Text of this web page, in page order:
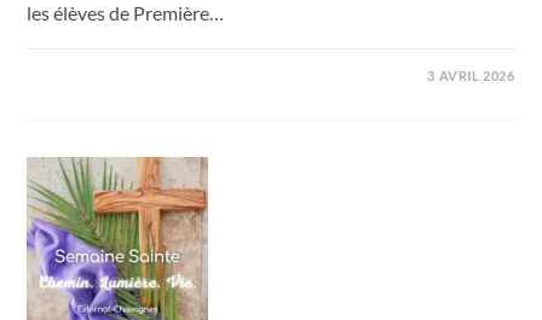
les élèves de Première…
3 AVRIL 2026